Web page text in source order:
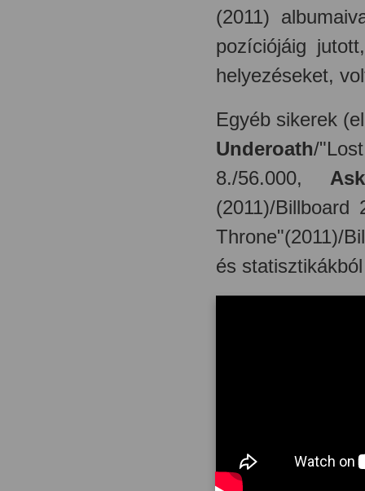
(2011)
pozíciójáig
helyezéseket,
Egyéb sikerek
Underoath/
8./56.000,
(2011)/
Throne"(2011)/
és